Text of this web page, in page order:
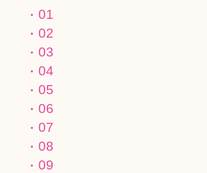
01
02
03
04
05
06
07
08
09